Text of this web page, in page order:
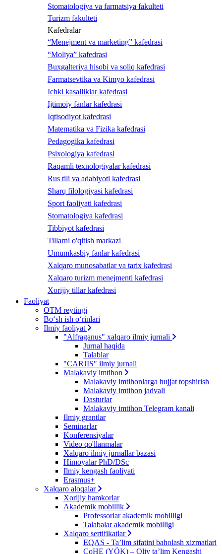
Stomatologiya va farmatsiya fakulteti
Turizm fakulteti
Kafedralar
“Menejment va marketing” kafedrasi
“Moliya” kafedrasi
Buxgalteriya hisobi va soliq kafedrasi
Farmatsevtika va Kimyo kafedrasi
Ichki kasalliklar kafedrasi
Ijtimoiy fanlar kafedrasi
Iqtisodiyot kafedrasi
Matematika va Fizika kafedrasi
Pedagogika kafedrasi
Psixologiya kafedrasi
Raqamli texnologiyalar kafedrasi
Rus tili va adabiyoti kafedrasi
Sharq filologiyasi kafedrasi
Sport faoliyati kafedrasi
Stomatologiya kafedrasi
Tibbiyot kafedrasi
Tillarni o'qitish markazi
Umumkasbiy fanlar kafedrasi
Xalqaro munosabatlar va tarix kafedrasi
Xalqaro turizm menejmenti kafedrasi
Xorijiy tillar kafedrasi
Faoliyat
OTM reytingi
Bo‘sh ish o‘rinlari
Ilmiy faoliyat
"Alfraganus" xalqaro ilmiy jurnali
Jurnal haqida
Talablar
"CARJIS" ilmiy jurnali
Malakaviy imtihon
Malakaviy imtihonlarga hujjat topshirish
Malakaviy imtihon jadvali
Dasturlar
Malakaviy imtihon Telegram kanali
Ilmiy grantlar
Seminarlar
Konferensiyalar
Video qo'llanmalar
Xalqaro ilmiy jurnallar bazasi
Himoyalar PhD/DSc
Ilmiy kengash faoliyati
Erasmus+
Xalqaro aloqalar
Xorijiy hamkorlar
Akademik mobillik
Professorlar akademik mobilligi
Talabalar akademik mobilligi
Xalqaro sertifikatlar
EQAS - Ta’lim sifatini baholash xizmatlari
CoHE (YÖK) – Oliy ta’lim Kengashi